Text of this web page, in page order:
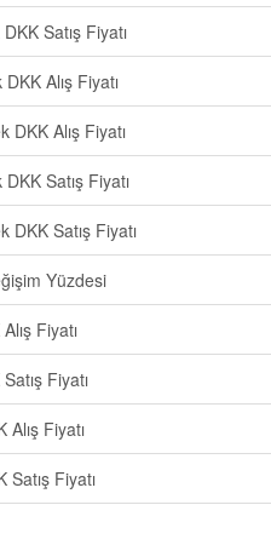
Satış Fiyatı
Alış Fiyatı
DKK Alış Fiyatı
Satış Fiyatı
DKK Satış Fiyatı
Yüzdesi
Fiyatı
Fiyatı
Fiyatı
Satış Fiyatı